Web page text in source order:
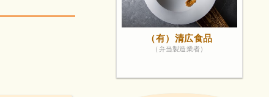
（有）清広食品
（弁当製造業者）